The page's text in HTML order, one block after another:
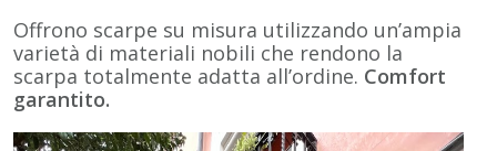
Offrono scarpe su misura utilizzando un’ampia
varietà di materiali nobili che rendono la
scarpa totalmente adatta all’ordine. Comfort
garantito.